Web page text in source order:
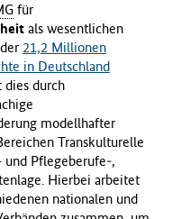
für
als wesentlichen
21,2 Millionen
in Deutschland
dies durch
modellhafter
Transkulturelle
Pflegeberufe‑,
Hierbei arbeitet
nationalen und